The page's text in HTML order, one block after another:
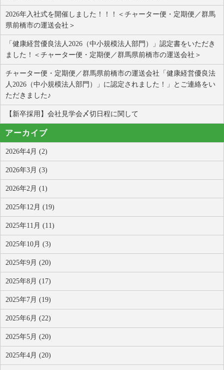
2026年入社式を開催しました！！！＜チャーター便・定期便／群馬
県前橋市の運送会社＞
「健康経営優良法人2026（中小規模法人部門）」認定書をいただき
ました！＜チャーター便・定期便／群馬県前橋市の運送会社＞
チャーター便・定期便／群馬県前橋市の運送会社「健康経営優良法
人2026（中小規模法人部門）」に認定されました！」とご連絡をい
ただきました♪
【新卒採用】会社見学会〆切日程に関して
アーカイブ
2026年4月 (2)
2026年3月 (3)
2026年2月 (1)
2025年12月 (19)
2025年11月 (11)
2025年10月 (3)
2025年9月 (20)
2025年8月 (17)
2025年7月 (19)
2025年6月 (22)
2025年5月 (20)
2025年4月 (20)